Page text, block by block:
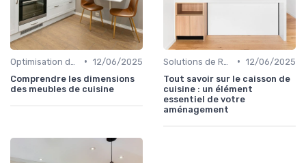
• 12/06/2025
Comprendre les dimensions
des meubles de cuisine
• 12/06/2025
Tout savoir sur le caisson de
cuisine : un élément
essentiel de votre
aménagement